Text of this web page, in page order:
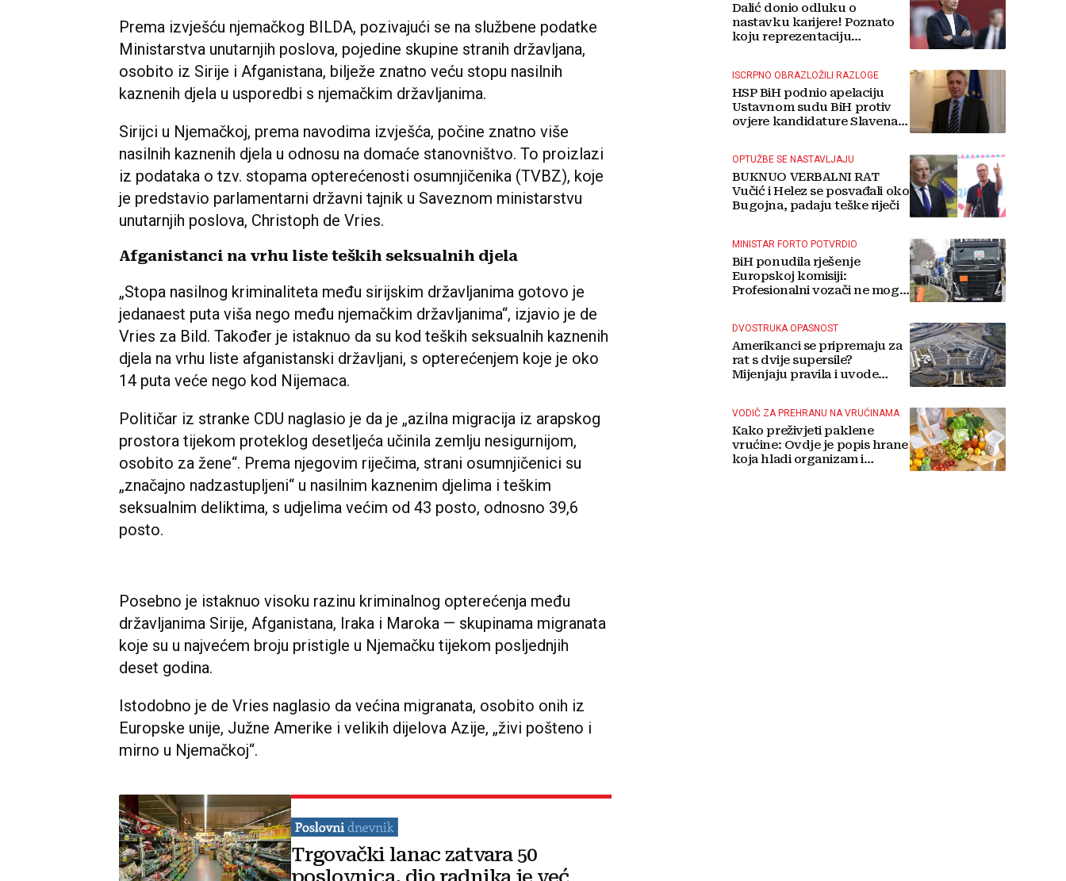
Prema izvješću njemačkog BILDA, pozivajući se na službene podatke
Ministarstva unutarnjih poslova, pojedine skupine stranih državljana,
osobito iz Sirije i Afganistana, bilježe znatno veću stopu nasilnih
kaznenih djela u usporedbi s njemačkim državljanima.
Sirijci u Njemačkoj, prema navodima izvješća, počine znatno više
nasilnih kaznenih djela u odnosu na domaće stanovništvo. To proizlazi
iz podataka o tzv. stopama opterećenosti osumnjičenika (TVBZ), koje
je predstavio parlamentarni državni tajnik u Saveznom ministarstvu
unutarnjih poslova, Christoph de Vries.
Afganistanci na vrhu liste teških seksualnih djela
„Stopa nasilnog kriminaliteta među sirijskim državljanima gotovo je
jedanaest puta viša nego među njemačkim državljanima“, izjavio je de
Vries za Bild. Također je istaknuo da su kod teških seksualnih kaznenih
djela na vrhu liste afganistanski državljani, s opterećenjem koje je oko
14 puta veće nego kod Nijemaca.
Političar iz stranke CDU naglasio je da je „azilna migracija iz arapskog
prostora tijekom proteklog desetljeća učinila zemlju nesigurnijom,
osobito za žene“. Prema njegovim riječima, strani osumnjičenici su
„značajno nadzastupljeni“ u nasilnim kaznenim djelima i teškim
seksualnim deliktima, s udjelima većim od 43 posto, odnosno 39,6
posto.
Posebno je istaknuo visoku razinu kriminalnog opterećenja među
državljanima Sirije, Afganistana, Iraka i Maroka — skupinama migranata
koje su u najvećem broju pristigle u Njemačku tijekom posljednjih
deset godina.
Istodobno je de Vries naglasio da većina migranata, osobito onih iz
Europske unije, Južne Amerike i velikih dijelova Azije, „živi pošteno i
mirno u Njemačkoj“.
Trgovački lanac zatvara 50
Dalić donio odluku o
nastavku karijere! Poznato
koju reprezentaciju
ISCRPNO OBRAZLOŽILI RAZLOGE
HSP BiH podnio apelaciju
Ustavnom sudu BiH protiv
ovjere kandidature Slavena
OPTUŽBE SE NASTAVLJAJU
BUKNUO VERBALNI RAT
Vučić i Helez se posvađali oko
Bugojna, padaju teške riječi
MINISTAR FORTO POTVRDIO
BiH ponudila rješenje
Europskoj komisiji:
Profesionalni vozači ne mogu
DVOSTRUKA OPASNOST
Amerikanci se pripremaju za
rat s dvije supersile?
Mijenjaju pravila i uvode
VODIČ ZA PREHRANU NA VRUĆINAMA
Kako preživjeti paklene
vrućine: Ovdje je popis hrane
koja hladi organizam i